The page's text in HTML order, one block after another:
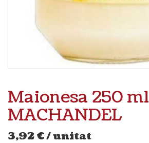
Maionesa 250 ml
MACHANDEL
3,92€/ unitat